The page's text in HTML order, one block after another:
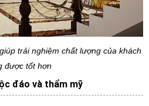
trải nghiệm chất lượng của khách
được tốt hơn
đáo và thẩm mỹ